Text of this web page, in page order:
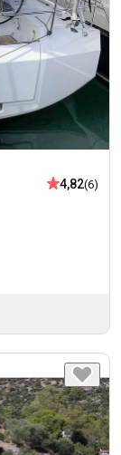
4,82(6)